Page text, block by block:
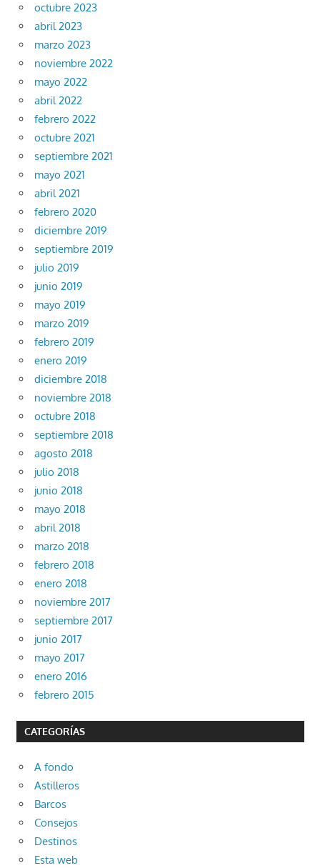
octubre 2023
abril 2023
marzo 2023
noviembre 2022
mayo 2022
abril 2022
febrero 2022
octubre 2021
septiembre 2021
mayo 2021
abril 2021
febrero 2020
diciembre 2019
septiembre 2019
julio 2019
junio 2019
mayo 2019
marzo 2019
febrero 2019
enero 2019
diciembre 2018
noviembre 2018
octubre 2018
septiembre 2018
agosto 2018
julio 2018
junio 2018
mayo 2018
abril 2018
marzo 2018
febrero 2018
enero 2018
noviembre 2017
septiembre 2017
junio 2017
mayo 2017
enero 2016
febrero 2015
CATEGORÍAS
A fondo
Astilleros
Barcos
Consejos
Destinos
Esta web